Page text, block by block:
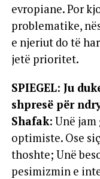
evropiane. Por
problematike,
e njeriut do të
jetë prioritet.
SPIEGEL: Ju
shpresë për
Shafak: Unë jam
optimiste. Ose
thoshte; Unë
pesimizmin e